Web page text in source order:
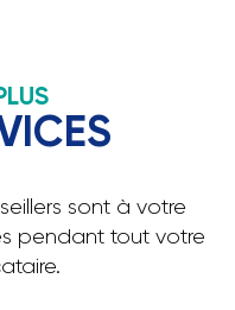
sont à votre
pendant tout votre